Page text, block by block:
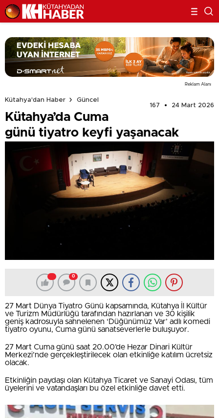
Reklam Alanı
Kütahya'dan Haber
Güncel
167
24 Mart 2026
Kütahya’da Cuma
günü tiyatro keyfi yaşanacak
0
27 Mart Dünya Tiyatro Günü kapsamında, Kütahya İl Kültür
ve Turizm Müdürlüğü tarafından hazırlanan ve 30 kişilik
geniş kadrosuyla sahnelenen ‘Düğünümüz Var’ adlı komedi
tiyatro oyunu, Cuma günü sanatseverlerle buluşuyor.
27 Mart Cuma günü saat 20.00’de Hezar Dinari Kültür
Merkezi’nde gerçekleştirilecek olan etkinliğe katılım ücretsiz
olacak.
Etkinliğin paydaşı olan Kütahya Ticaret ve Sanayi Odası, tüm
üyelerini ve vatandaşları bu özel etkinliğe davet etti.